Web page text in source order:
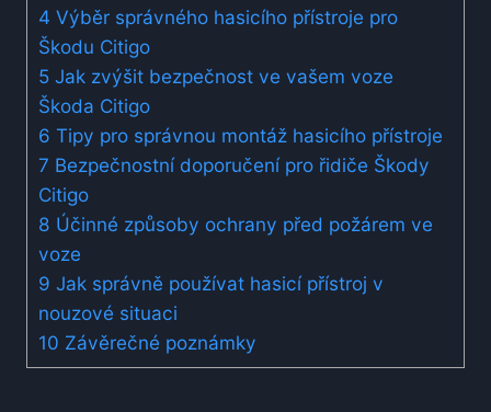
4 Výběr správného hasicího přístroje pro
Škodu Citigo
5 Jak zvýšit bezpečnost ve vašem voze
Škoda Citigo
6 Tipy pro správnou montáž hasicího přístroje
7 Bezpečnostní doporučení pro řidiče Škody
Citigo
8 Účinné způsoby ochrany před požárem ve
voze
9 Jak správně používat hasicí přístroj v
nouzové situaci
10 Závěrečné poznámky